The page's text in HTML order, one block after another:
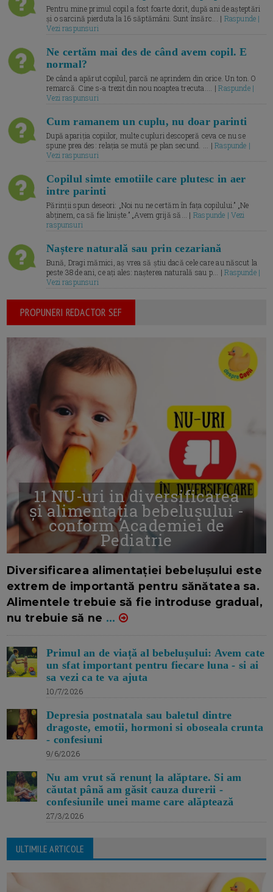
Pentru mine primul copil a fost foarte dorit, după ani de așteptări
și o sarcină pierduta la 16 săptămâni. Sunt însărc... | Raspunde |
Vezi raspunsuri
Ne certăm mai des de când avem copil. E
normal?
De când a apărut copilul, parcă ne aprindem din orice. Un ton. O
remarcă. Cine s-a trezit din nou noaptea trecuta.... |Raspunde |
Vezi raspunsuri
Cum ramanem un cuplu, nu doar parinti
După apariția copiilor, multe cupluri descoperă ceva ce nu se
spune prea des: relația se mută pe plan secund. ... |Raspunde |
Vezi raspunsuri
Copilul simte emotiile care plutesc in aer
intre parinti
Părinții spun deseori: „Noi nu ne certăm în fața copilului.” „Ne
abținem, ca să fie liniște.” „Avem grijă să... | Raspunde | Vezi
raspunsuri
Naștere naturală sau prin cezariană
Bună, Dragi mămici, aș vrea să știu dacă cele care au născut la
peste 38 de ani, ce ați ales: nașterea naturală sau p... |Raspunde |
Vezi raspunsuri
PROPUNERI REDACTOR SEF
11 NU-uri in diversificarea
și alimentația bebelușului -
conform Academiei de
Pediatrie
Diversificarea alimentației bebelușului este
extrem de importantă pentru sănătatea sa.
Alimentele trebuie să fie introduse gradual,
nu trebuie să ne ...
Primul an de viață al bebelușului: Avem cate
un sfat important pentru fiecare luna - si ai
sa vezi ca te va ajuta
10/7/2026
Depresia postnatala sau baletul dintre
dragoste, emotii, hormoni si oboseala crunta
- confesiuni
9/6/2026
Nu am vrut să renunț la alăptare. Si am
căutat până am găsit cauza durerii -
confesiunile unei mame care alăptează
27/3/2026
ULTIMILE ARTICOLE